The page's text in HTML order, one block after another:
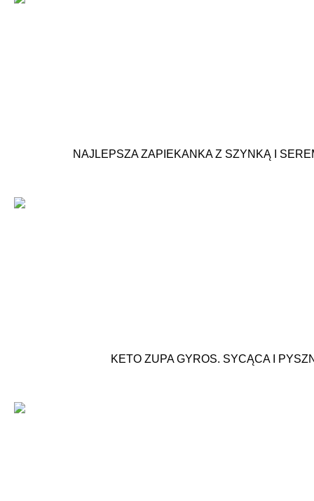
NAJLEPSZA ZAPIEKANKA Z SZYNKĄ I
KETO ZUPA GYROS. SYCĄCA I